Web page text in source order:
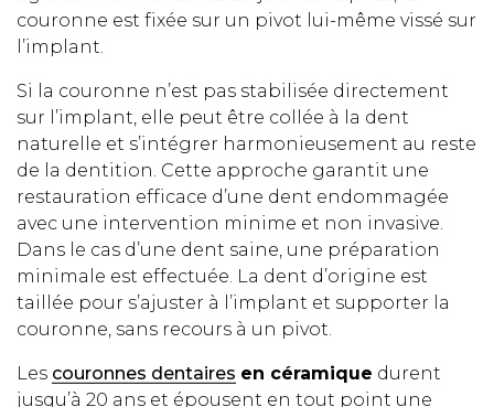
couronne est fixée sur un pivot lui-même vissé sur
l’implant.
Si la couronne n’est pas stabilisée directement
sur l’implant, elle peut être collée à la dent
naturelle et s’intégrer harmonieusement au reste
de la dentition. Cette approche garantit une
restauration efficace d’une dent endommagée
avec une intervention minime et non invasive.
Dans le cas d’une dent saine, une préparation
minimale est effectuée. La dent d’origine est
taillée pour s’ajuster à l’implant et supporter la
couronne, sans recours à un pivot.
Les couronnes dentaires en céramique durent
jusqu’à 20 ans et épousent en tout point une